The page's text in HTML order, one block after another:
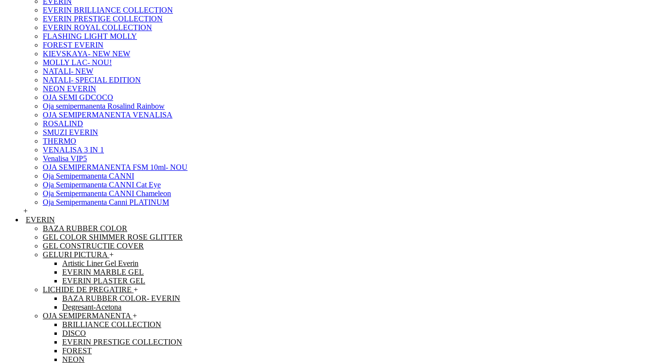
EVERIN BRILLIANCE COLLECTION
EVERIN PRESTIGE COLLECTION
EVERIN ROYAL COLLECTION
FLASHING LIGHT MOLLY
FOREST EVERIN
KIEVSKAYA- NEW NEW
MOLLY LAC- NOU!
NATALI- NEW
NATALI- SPECIAL EDITION
NEON EVERIN
OJA SEMI GDCOCO
Oja semipermanenta Rosalind Rainbow
OJA SEMIPERMANENTA VENALISA
ROSALIND
SMUZI EVERIN
THERMO
VENALISA 3 IN 1
Venalisa VIP5
OJA SEMIPERMANENTA FSM 10ml- NOU
Oja Semipermanenta CANNI
Oja Semipermanenta CANNI Cat Eye
Oja Semipermanenta CANNI Chameleon
Oja Semipermanenta Canni PLATINUM
+
EVERIN
BAZA RUBBER COLOR
GEL COLOR SHIMMER ROSE GLITTER
GEL CONSTRUCTIE COVER
GELURI PICTURA +
Artistic Liner Gel Everin
EVERIN MARBLE GEL
EVERIN PLASTER GEL
LICHIDE DE PREGATIRE +
BAZA RUBBER COLOR- EVERIN
Degresant-Acetona
OJA SEMIPERMANENTA +
BRILLIANCE COLLECTION
DISCO
EVERIN PRESTIGE COLLECTION
FOREST
NEON